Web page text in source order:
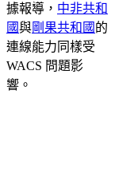
據報導， 中非共和
國與剛果共和國 的
連線能力同樣受
WACS 問題影
響。